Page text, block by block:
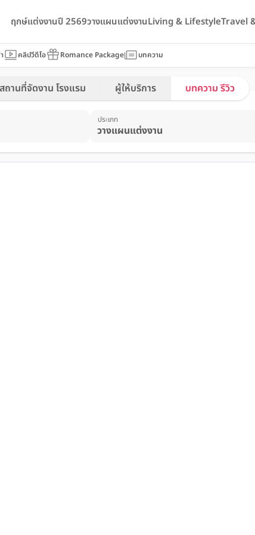
ฤกษ์แต่งงานปี 2569วางแผนแต่งงานLiving & LifestyleTravel
คลิปวีดีโอ Romance Package บทความ
สถานที่จัดงาน โรงแรม ผู้ให้บริการ บทความ รีวิว
ประเภท